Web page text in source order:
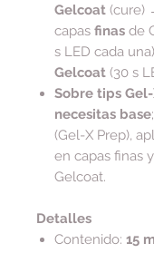
Gelcoat (cure)
capas finas de
s LED cada
Gelcoat (30 s
Sobre tips
necesitas base
(Gel-X Prep),
en capas finas
Gelcoat.
Detalles
Contenido: 15